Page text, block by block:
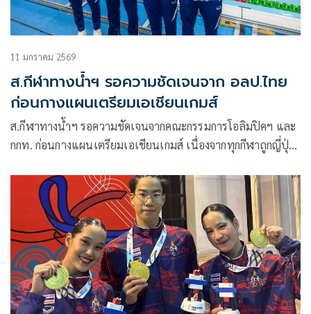
11 มกราคม 2569
ส.กีฬาทางน้ำฯ รอความชัดเจนจาก อลป.ไทย
ก่อนกางแผนเตรียมเอเชียนเกมส์
ส.กีฬาทางน้ำฯ รอความชัดเจนจากคณะกรรมการโอลิมปิคฯ และ
กกท. ก่อนกางแผนเตรียมเอเชียนเกมส์ เนื่องจากทุกกีฬาถูกญี่ปุ่น
เกมส์เพียง 226 ล้านบาท ทั้งนี้ยังยืนพื้นที่กลุ่มนักกีฬาของสมาคม
ที่ได้เหรียญทองซีเกมส์ก่อน